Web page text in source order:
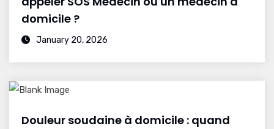
domicile ?
January 20, 2026
Douleur soudaine à domicile : quand